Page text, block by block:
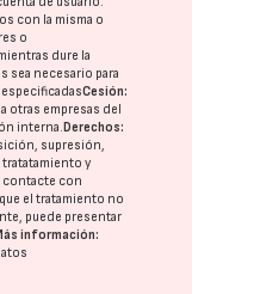
con la misma o
o
dure la
sea necesario para
especificadasCesión:
otras empresas del
interna. Derechos:
supresión,
y
contacte con
el tratamiento no
puede presentar
información: